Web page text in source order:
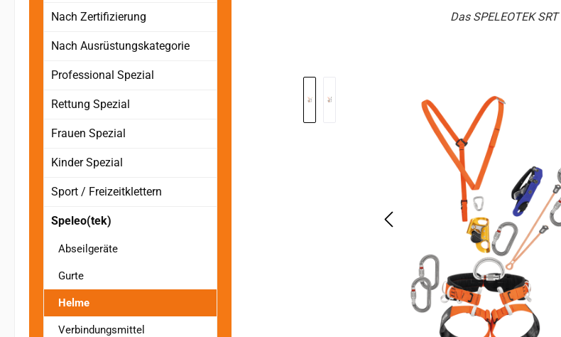
Nach Zertifizierung
Nach Ausrüstungskategorie
Professional Spezial
Rettung Spezial
Frauen Spezial
Kinder Spezial
Sport / Freizeitklettern
Speleo(tek)
Abseilgeräte
Gurte
Helme
Verbindungsmittel
Das SPELEOTEK